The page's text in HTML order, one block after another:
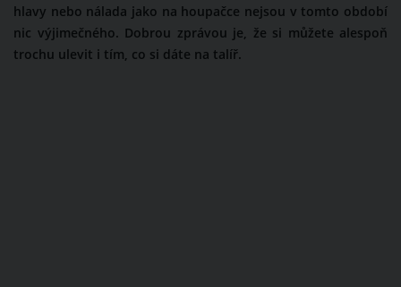
hlavy nebo nálada jako na houpačce nejsou v tomto období
nic výjimečného. Dobrou zprávou je, že si můžete alespoň
trochu ulevit i tím, co si dáte na talíř.